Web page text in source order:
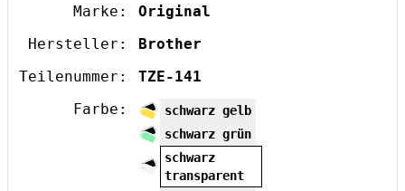
Marke:
Original
Hersteller:
Brother
Teilenummer:
TZE-141
Farbe:
schwarz gelb
schwarz grün
schwarz
transparent